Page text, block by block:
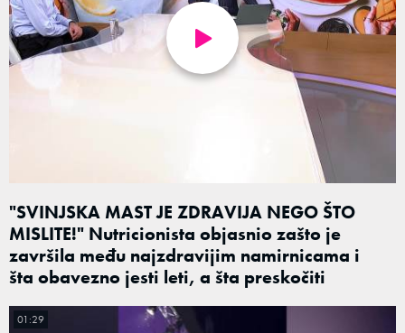
"SVINJSKA MAST JE ZDRAVIJA NEGO ŠTO
MISLITE!" Nutricionista objasnio zašto je
završila među najzdravijim namirnicama i
šta obavezno jesti leti, a šta preskočiti
01:29